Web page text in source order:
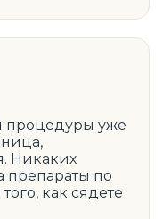
процедуры уже
Никаких
препараты по
как сядете